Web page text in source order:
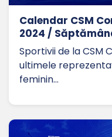
Calendar CSM
2024 /
Sportivii de la CSM
ultimele
feminin…